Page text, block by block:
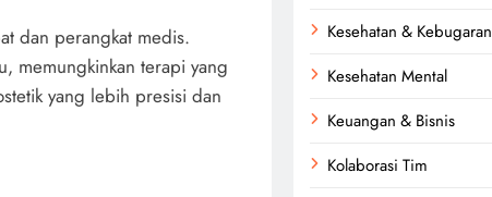
dan perangkat medis.
memungkinkan terapi yang
yang lebih presisi dan
Kesehatan & Kebugaran
Kesehatan Mental
Keuangan & Bisnis
Kolaborasi Tim